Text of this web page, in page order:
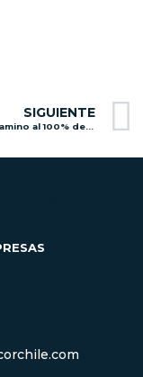
SIGUIENTE
Verfrut en camino al 100% de su producción en base a energías renovables.